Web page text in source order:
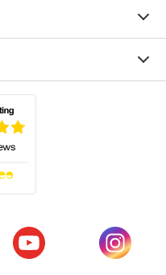
un nouvel onglet)
(s'ouvre dans un(s'ouvre